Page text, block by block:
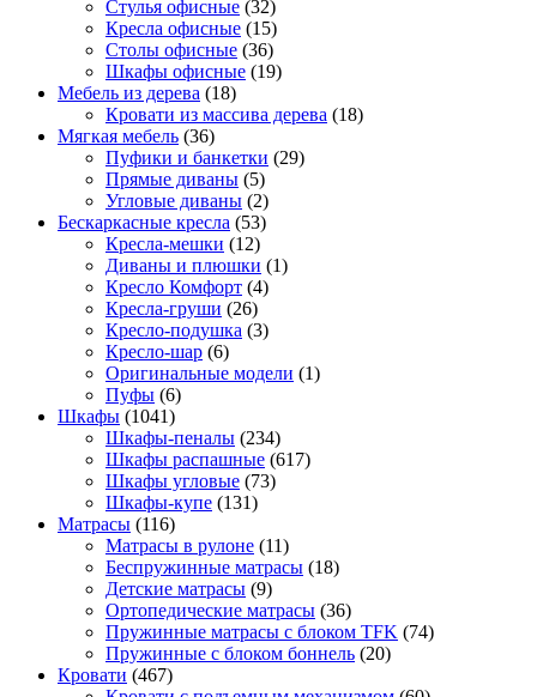
Стулья офисные (32)
Кресла офисные (15)
Столы офисные (36)
Шкафы офисные (19)
Мебель из дерева (18)
Кровати из массива дерева (18)
Мягкая мебель (36)
Пуфики и банкетки (29)
Прямые диваны (5)
Угловые диваны (2)
Бескаркасные кресла (53)
Кресла-мешки (12)
Диваны и плюшки (1)
Кресло Комфорт (4)
Кресла-груши (26)
Кресло-подушка (3)
Кресло-шар (6)
Оригинальные модели (1)
Пуфы (6)
Шкафы (1041)
Шкафы-пеналы (234)
Шкафы распашные (617)
Шкафы угловые (73)
Шкафы-купе (131)
Матрасы (116)
Матрасы в рулоне (11)
Беспружинные матрасы (18)
Детские матрасы (9)
Ортопедические матрасы (36)
Пружинные матрасы с блоком TFK (74)
Пружинные с блоком боннель (20)
Кровати (467)